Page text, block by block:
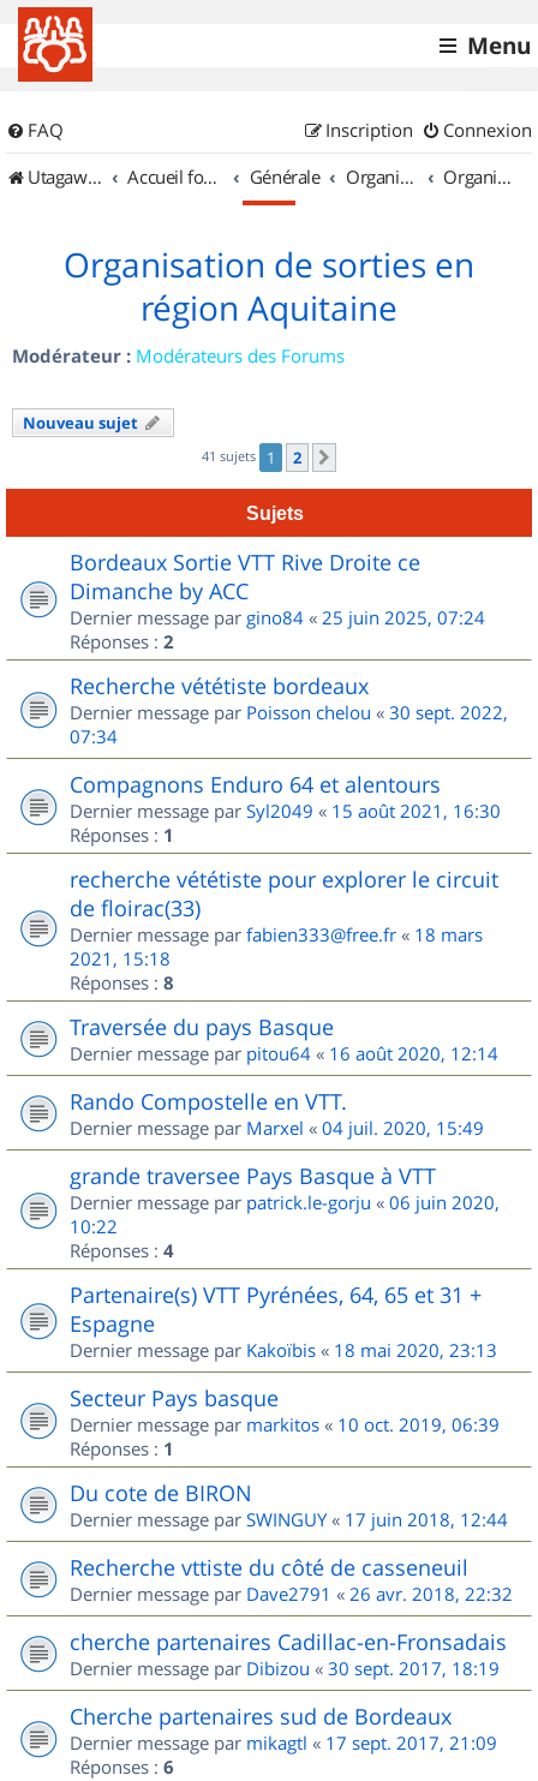
Menu
FAQ Connexion
Inscription
UtagawaVTT (Randos VTT et VTTAE avec traces GPS)
Accueil forum Générale Organisation de sorties & Recherche de partenaires Organisation de sorties en région Aquitaine
Organisation de sorties en
région Aquitaine
Modérateur : Modérateurs des Forums
Nouveau sujet
41 sujets 1 2
Sujets
Bordeaux Sortie VTT Rive Droite ce
Dimanche by ACC
Dernier message par gino84 « 25 juin 2025, 07:24
Réponses : 2
Recherche vététiste bordeaux
Dernier message par Poisson chelou « 30 sept. 2022,
07:34
Compagnons Enduro 64 et alentours
Dernier message par Syl2049 « 15 août 2021, 16:30
Réponses : 1
recherche vététiste pour explorer le circuit
de floirac(33)
Dernier message par fabien333@free.fr « 18 mars
2021, 15:18
Réponses : 8
Traversée du pays Basque
Dernier message par pitou64 « 16 août 2020, 12:14
Rando Compostelle en VTT.
Dernier message par Marxel « 04 juil. 2020, 15:49
grande traversee Pays Basque à VTT
Dernier message par patrick.le-gorju « 06 juin 2020,
10:22
Réponses : 4
Partenaire(s) VTT Pyrénées, 64, 65 et 31 +
Espagne
Dernier message par Kakoïbis « 18 mai 2020, 23:13
Secteur Pays basque
Dernier message par markitos « 10 oct. 2019, 06:39
Réponses : 1
Du cote de BIRON
Dernier message par SWINGUY« 17 juin 2018, 12:44
Recherche vttiste du côté de casseneuil
Dernier message par Dave2791 « 26 avr. 2018, 22:32
cherche partenaires Cadillac-en-Fronsadais
Dernier message par Dibizou « 30 sept. 2017, 18:19
Cherche partenaires sud de Bordeaux
Dernier message par mikagtl « 17 sept. 2017, 21:09
Réponses : 6